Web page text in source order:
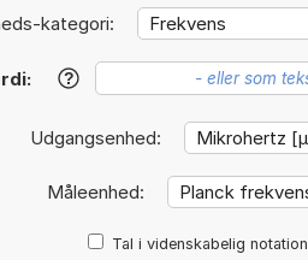
kategori:
?
Udgangsenhed:
Måleenhed:
Tal i videnskabelig notation